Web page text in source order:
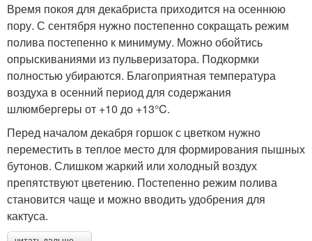
Время покоя для декабриста приходится на осеннюю
пору. С сентября нужно постепенно сокращать режим
полива постепенно к минимуму. Можно обойтись
опрыскиваниями из пульверизатора. Подкормки
полностью убираются. Благоприятная температура
воздуха в осенний период для содержания
шлюмбергеры от +10 до +13°C.
Перед началом декабря горшок с цветком нужно
переместить в теплое место для формирования пышных
бутонов. Слишком жаркий или холодный воздух
препятствуют цветению. Постепенно режим полива
становится чаще и можно вводить удобрения для
кактуса.